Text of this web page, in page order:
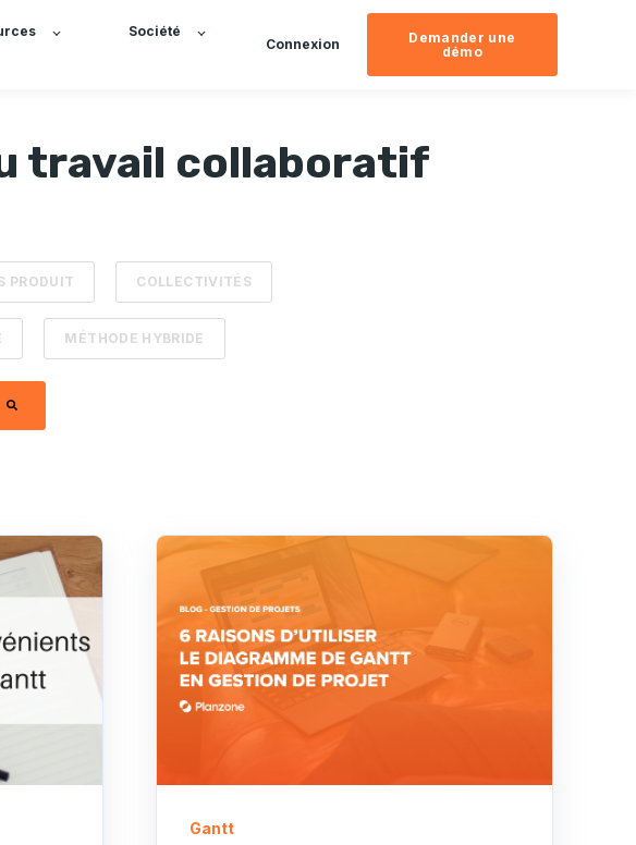
Société
Connexion
Demander une
démo
travail collaboratif
PRODUIT COLLECTIVITÉS
MÉTHODE HYBRIDE
Gantt